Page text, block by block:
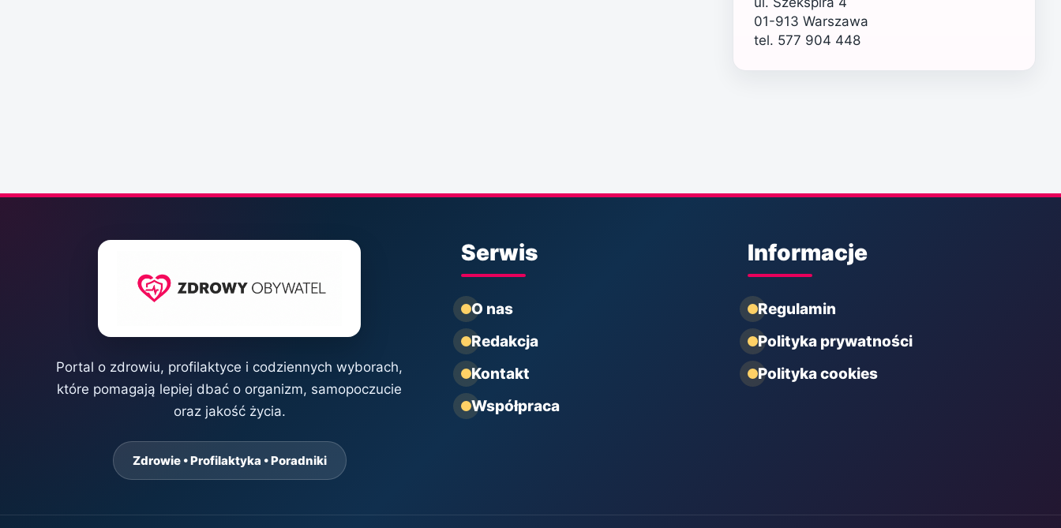
01-913 Warszawa
tel. 577 904 448
Portal o zdrowiu, profilaktyce i codziennych wyborach,
które pomagają lepiej dbać o organizm, samopoczucie
oraz jakość życia.
Zdrowie • Profilaktyka • Poradniki
Serwis
O nas
Redakcja
Kontakt
Współpraca
Informacje
Regulamin
Polityka prywatności
Polityka cookies